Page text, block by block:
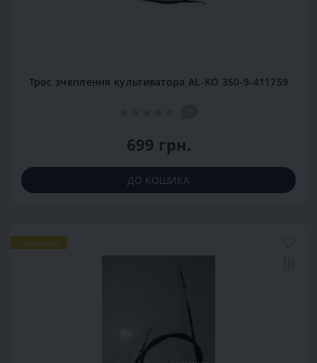
Трос зчеплення культиватора AL-KO 350-9-411759
699 грн.
ДО КОШИКА
Популярний